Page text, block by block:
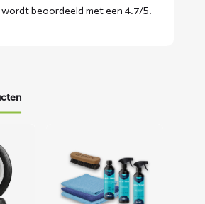
wordtbeoordeeld met een 4.7/5.
Interieurpakket